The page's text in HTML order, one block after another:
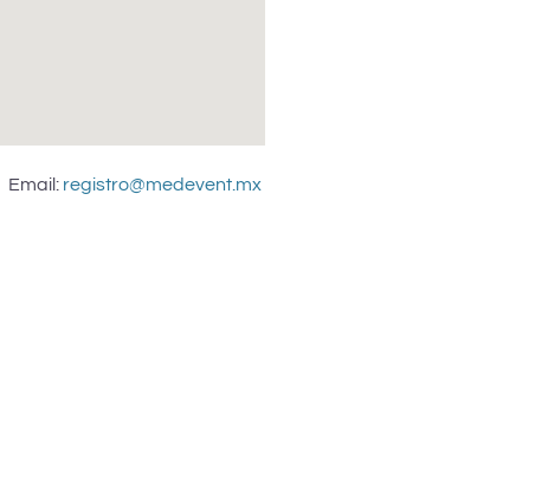
Email: registro@medevent.mx